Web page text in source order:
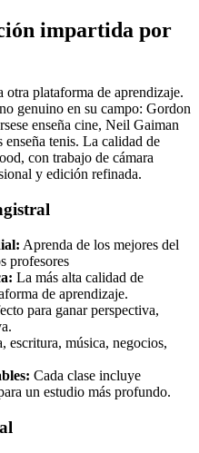
impartida por
otra plataforma de aprendizaje.
genuino en su campo: Gordon
enseña cine, Neil Gaiman
tenis. La calidad de
con trabajo de cámara
y edición refinada.
Aprenda de los mejores del
profesores
La más alta calidad de
de aprendizaje.
para ganar perspectiva,
escritura, música, negocios,
Cada clase incluye
un estudio más profundo.